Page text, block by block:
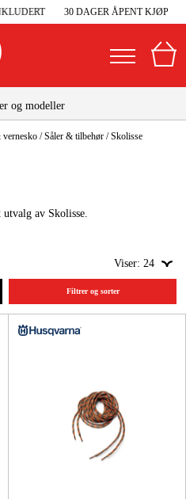
30 DAGER ÅPENT KJØP
Privat|
/Såler & tilbehør /Skolisse
av Skolisse.
Viser: 24
Filtrer og sorter